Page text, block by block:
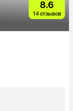
8.6
14 отзывов